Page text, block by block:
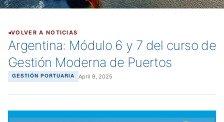
VOLVER A NOTICIAS
Argentina: Módulo 6 y 7 del curso de
Gestión Moderna de Puertos
GESTIÓN PORTUARIA April 9, 2025